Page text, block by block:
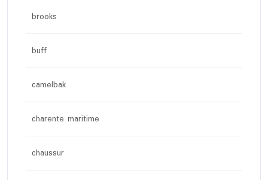
brooks
buff
camelbak
charente maritime
chaussur